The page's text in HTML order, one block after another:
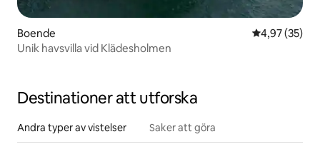
Boende 4,97 av 5 i
4,97 (35)
Unik havsvilla vid Klädesholmen
Destinationer att utforska
Andra typer av vistelser Saker att göra